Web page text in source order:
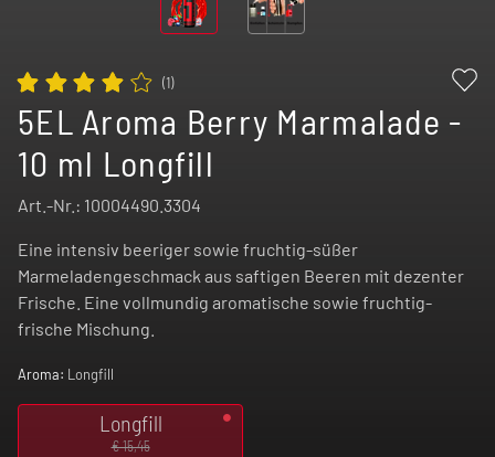
(1)
5EL Aroma Berry Marmalade -
10 ml Longfill
Art.-Nr.: 10004490.3304
Eine intensiv beeriger sowie fruchtig-süßer
Marmeladengeschmack aus saftigen Beeren mit dezenter
Frische. Eine vollmundig aromatische sowie fruchtig-
frische Mischung.
Aroma: Longfill
Longfill
€ 15,45